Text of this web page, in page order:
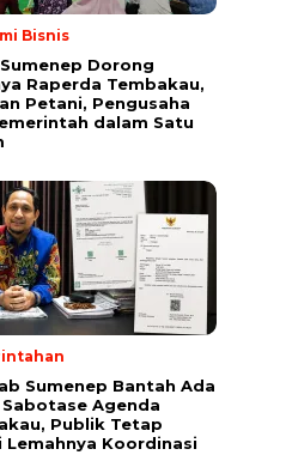
Bisnis
Sumenep Dorong
Raperda Tembakau,
Petani, Pengusaha
dalam Satu
Sumenep Bantah Ada
Sabotase Agenda
Publik Tetap
Lemahnya Koordinasi